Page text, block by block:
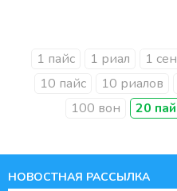
1 пайс 1 риал 1 сен
10 пайс
10 риалов
100 вон
20
НОВОСТНАЯ РАССЫЛКА